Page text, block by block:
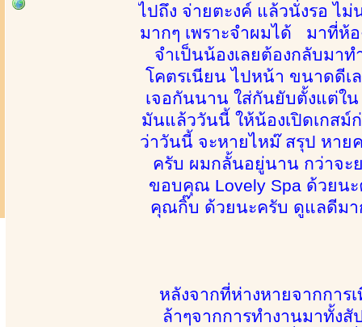
ไปถึง จ่ายตะงค์ แล้วนั่งรอ ไ
มากๆ เพราะจำผมได้ มาที่ห้
จำเป็นน้องเลยต้องกลับมา
โคตรเนียน ไปหน้า ขนาดดีเ
เจอกันนาน ใส่กันยับตั้งแต่ใ
มันแล้ววันนี้ ให้น้องเปิดเกสม์
ว่าวันนี้ จะหายไหม๊ สรุป หาย
ครับ ผมกลั้นอยู่นาน กว่าจะ
ขอบคุณ Lovely Spa ด้วยน
คุณกิ๊บ ด้วยนะครับ ดูแลดีมา
หลังจากที่ห่างหายจากกา
ล้าๆจากการทำงานมาทั้ง